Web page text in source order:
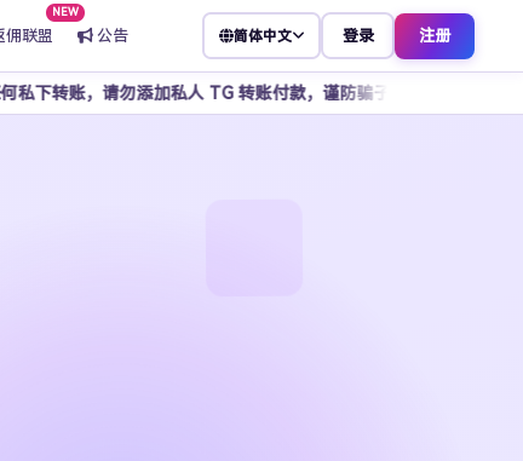
佣联盟
NEW
公告 简体中文 登录 注册
私人 TG 转账付款，谨防骗子冒充客服，所有操作请通过官方平台